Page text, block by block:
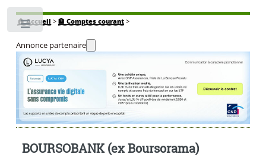
🏠Accueil > 🏦 Comptes courant>
Annonce partenaire
BOURSOBANK (ex Boursorama)
Toggle